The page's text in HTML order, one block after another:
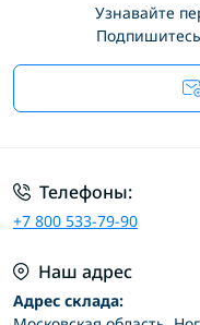
Узнавайте
Телефоны:
+7 800 533-79-90
Наш адрес
Адрес склада: